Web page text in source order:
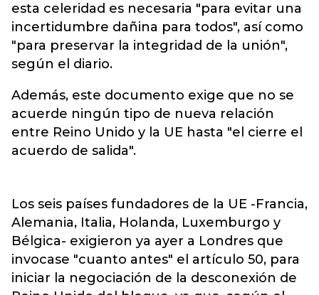
esta celeridad es necesaria "para evitar una
incertidumbre dañina para todos", así como
"para preservar la integridad de la unión",
según el diario.
Además, este documento exige que no se
acuerde ningún tipo de nueva relación
entre Reino Unido y la UE hasta "el cierre el
acuerdo de salida".
Los seis países fundadores de la UE -Francia,
Alemania, Italia, Holanda, Luxemburgo y
Bélgica- exigieron ya ayer a Londres que
invocase "cuanto antes" el artículo 50, para
iniciar la negociación de la desconexión de